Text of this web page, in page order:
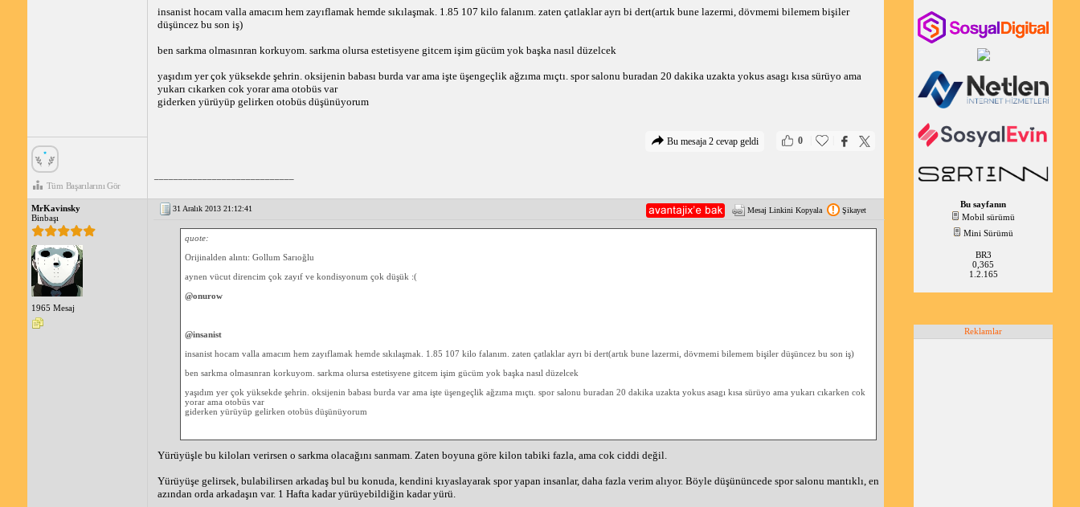
Tüm Başarılarını Gör
insanist hocam valla amacım hem zayıflamak hemde sıkılaşmak. 1.85 107 kilo falanım. zaten çatlaklar ayrı bi dert(artık bune lazermi, dövmemi bilemem bişiler
düşüncez bu son iş)
ben sarkma olmasınran korkuyom. sarkma olursa estetisyene gitcem işim gücüm yok başka nasıl düzelcek
yaşıdım yer çok yüksekde şehrin. oksijenin babası burda var ama işte üşengeçlik ağzıma mıçtı. spor salonu buradan 20 dakika uzakta yokus asagı kısa sürüyo ama
yukarı cıkarken cok yorar ama otobüs var
giderken yürüyüp gelirken otobüs düşünüyorum
0
Bu mesaja 2 cevap geldi
MrKavinsky
Binbaşı
1965 Mesaj
31 Aralık 2013 21:12:41 Mesaj Linkini Kopyala Şikayet
quote:
Orijinalden alıntı: Gollum Sarıoğlu
aynen vücut direncim çok zayıf ve kondisyonum çok düşük :(
@onurow
@insanist
insanist hocam valla amacım hem zayıflamak hemde sıkılaşmak. 1.85 107 kilo falanım. zaten çatlaklar ayrı bi dert(artık bune lazermi, dövmemi bilemem bişiler düşüncez bu son iş)
ben sarkma olmasınran korkuyom. sarkma olursa estetisyene gitcem işim gücüm yok başka nasıl düzelcek
yaşıdım yer çok yüksekde şehrin. oksijenin babası burda var ama işte üşengeçlik ağzıma mıçtı. spor salonu buradan 20 dakika uzakta yokus asagı kısa sürüyo ama yukarı cıkarken cok
yorar ama otobüs var
giderken yürüyüp gelirken otobüs düşünüyorum
Yürüyüşle bu kiloları verirsen o sarkma olacağını sanmam. Zaten boyuna göre kilon tabiki fazla, ama cok ciddi değil.
Yürüyüşe gelirsek, bulabilirsen arkadaş bul bu konuda, kendini kıyaslayarak spor yapan insanlar, daha fazla verim alıyor. Böyle düşününcede spor salonu mantıklı, en
azından orda arkadaşın var. 1 Hafta kadar yürüyebildiğin kadar yürü.
Bu sayfanın
Mobil sürümü
Mini Sürümü
BR3
0,365
1.2.165
Reklamlar